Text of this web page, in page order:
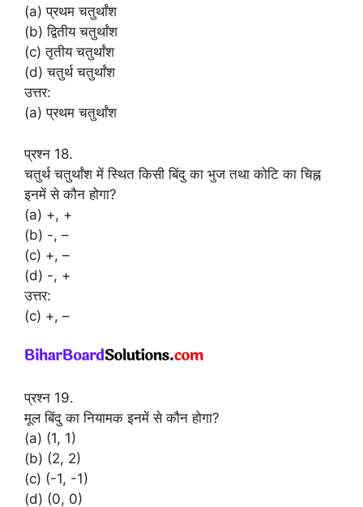
(a) प्रथम चतुर्थांश
(b) द्वितीय चतुर्थांश
(c) तृतीय चतुर्थांश
(d) चतुर्थ चतुर्थांश
उत्तर:
(a) प्रथम चतुर्थांश
प्रश्न 18.
चतुर्थ चतुर्थांश में स्थित किसी बिंदु का भुज तथा कोटि का चिह्न
इनमें से कौन होगा?
(a) +, +
(b) -, –
(c) +, –
(d) -, +
उत्तर:
(c) +, –
प्रश्न 19.
मूल बिंदु का नियामक इनमें से कौन होगा?
(a) (1, 1)
(b) (2, 2)
(c) (-1, -1)
(d) (0, 0)